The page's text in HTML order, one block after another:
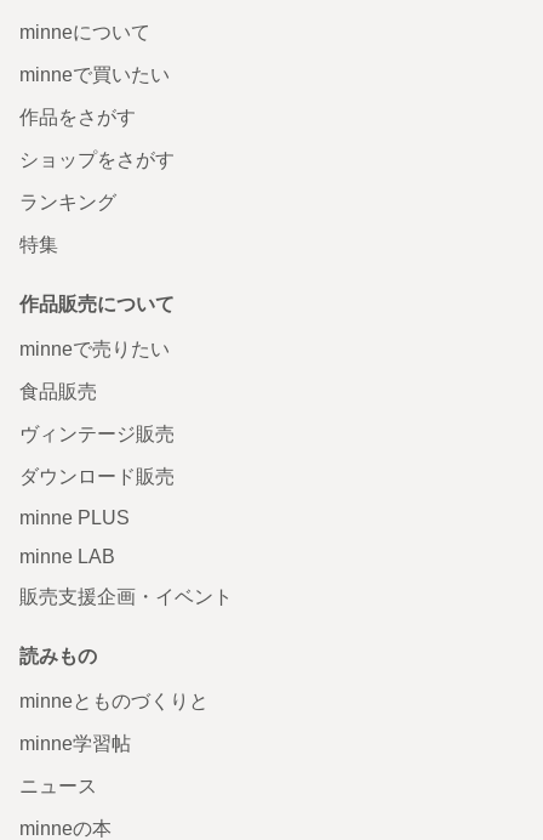
minneについて
minneで買いたい
作品をさがす
ショップをさがす
ランキング
特集
作品販売について
minneで売りたい
食品販売
ヴィンテージ販売
ダウンロード販売
minne PLUS
minne LAB
販売支援企画・イベント
読みもの
minneとものづくりと
minne学習帖
ニュース
minneの本